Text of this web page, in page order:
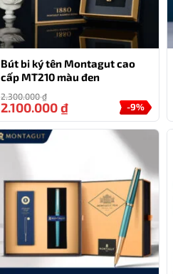
Bút bi ký tên Montagut cao
cấp MT210 màu đen
2.300.000₫
-9%
2.100.000₫